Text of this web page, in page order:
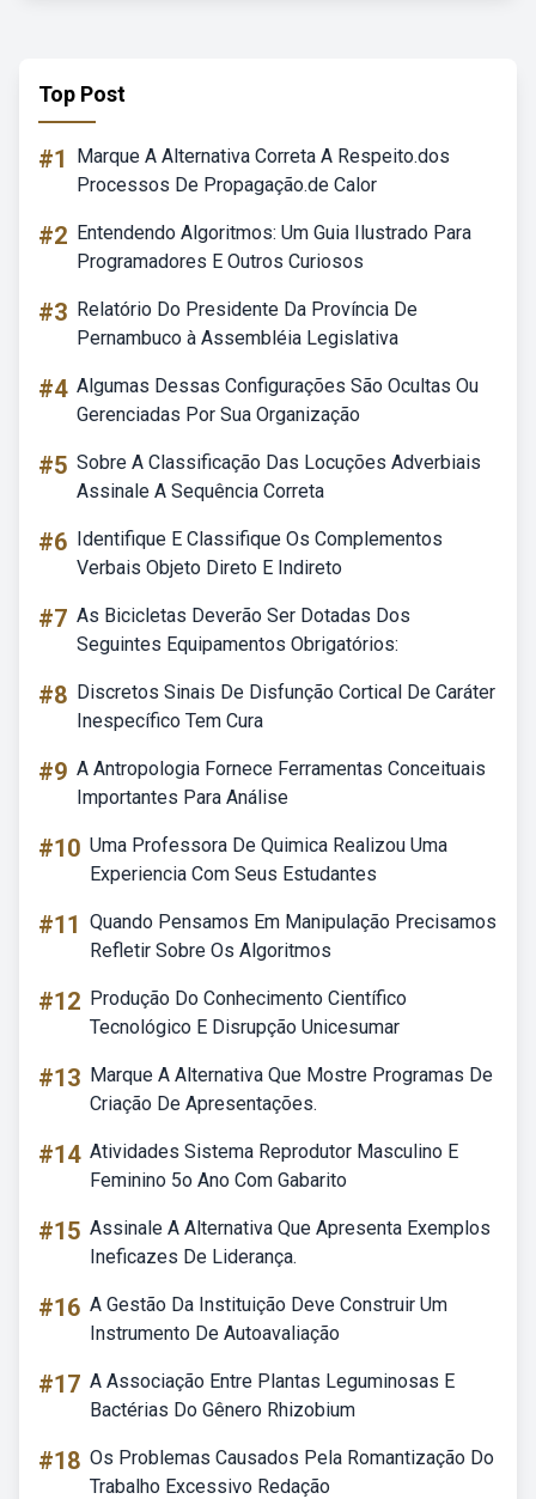
Top Post
#1
Marque A Alternativa Correta A Respeito.dos
Processos De Propagação.de Calor
#2 Entendendo Algoritmos: Um Guia Ilustrado Para
Programadores E Outros Curiosos
#3 Relatório Do Presidente Da Província De
Pernambuco à Assembléia Legislativa
#4 Algumas Dessas Configurações São Ocultas Ou
Gerenciadas Por Sua Organização
#5 Sobre A Classificação Das Locuções Adverbiais
Assinale A Sequência Correta
#6 Identifique E Classifique Os Complementos
Verbais Objeto Direto E Indireto
#7 As Bicicletas Deverão Ser Dotadas Dos
Seguintes Equipamentos Obrigatórios:
#8 Discretos Sinais De Disfunção Cortical De Caráter
Inespecífico Tem Cura
#9 A Antropologia Fornece Ferramentas Conceituais
Importantes Para Análise
#10 Uma Professora De Quimica Realizou Uma
Experiencia Com Seus Estudantes
#11 Quando Pensamos Em Manipulação Precisamos
Refletir Sobre Os Algoritmos
#12 Produção Do Conhecimento Científico
Tecnológico E Disrupção Unicesumar
#13 Marque A Alternativa Que Mostre Programas De
Criação De Apresentações.
#14 Atividades Sistema Reprodutor Masculino E
Feminino 5o Ano Com Gabarito
#15 Assinale A Alternativa Que Apresenta Exemplos
Ineficazes De Liderança.
#16 A Gestão Da Instituição Deve Construir Um
Instrumento De Autoavaliação
#17 A Associação Entre Plantas Leguminosas E
Bactérias Do Gênero Rhizobium
#18 Os Problemas Causados Pela Romantização Do
Trabalho Excessivo Redação